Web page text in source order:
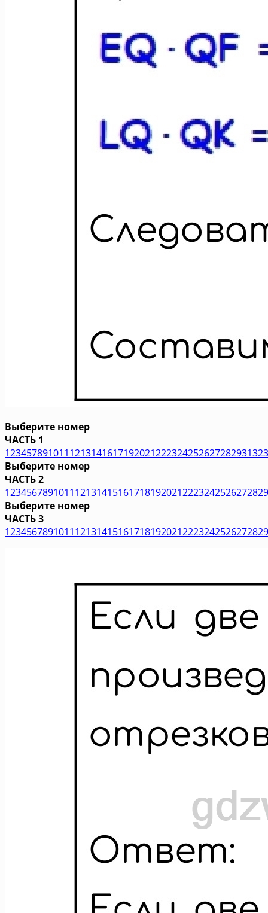
Выберите номер
ЧАСТЬ 1
123457891011121314161719202122232425262728293132
Выберите номер
ЧАСТЬ 2
1234567891011121314151617181920212223242526272829
Выберите номер
ЧАСТЬ 3
1234567891011121314151617181920212223242526272829